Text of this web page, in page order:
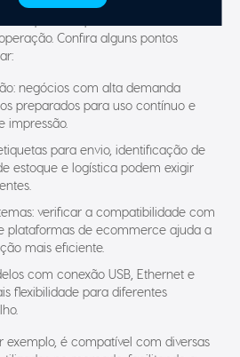
etiquetas depende exclusivamente
Confira alguns pontos
preparados para uso contínuo e
impressão.
estoque e logística podem exigir
plataformas de ecommerce ajuda a
mais eficiente.
flexibilidade para diferentes
no mercado, facilitando a